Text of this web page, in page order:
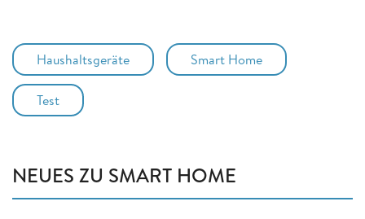
Haushaltsgeräte Smart Home
Test
NEUES ZU SMART HOME